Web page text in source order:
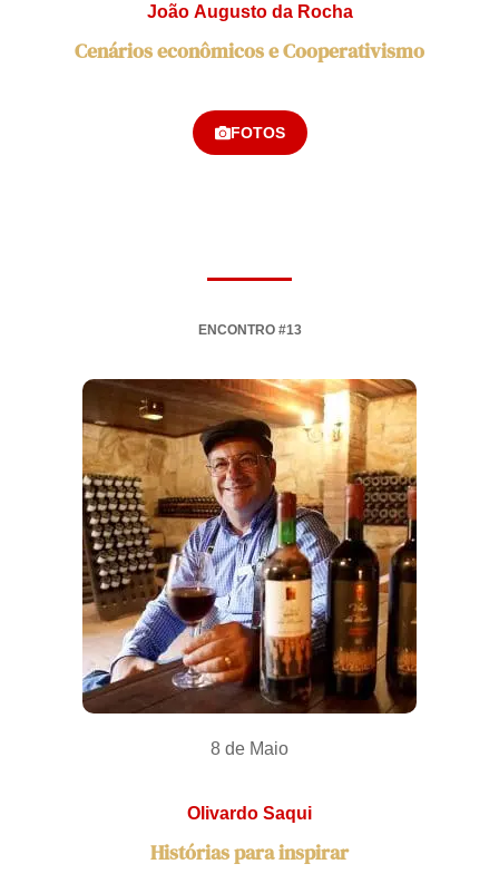
João Augusto da Rocha
Cenários econômicos e Cooperativismo
FOTOS
ENCONTRO #13
8 de Maio
Olivardo Saqui
Histórias para inspirar